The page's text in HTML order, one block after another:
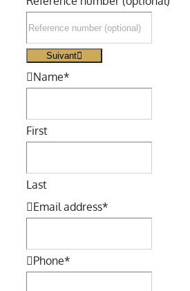
Suivant
Name*
First
Last
Email address*
Phone*